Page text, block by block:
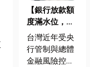
【銀行放款額
度滿水位，房
屋貸款不容易?
當舖提供房地
一二三胎貸款
台灣近年受央
行管制與總體
金融風險控管